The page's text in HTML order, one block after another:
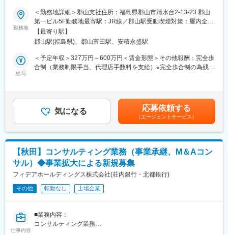
（1）新規開拓無し
お問合せの受付は共同募集を行う代理店が担当し、契約見直しや
新商品の提案からSPが担当をします。既存のお客様の、保険の見
直しタイミングや、保険に興味をお持ちの方からのお問い合わせ
方へのご案内などはありません。
に時代のニーズに合った多様な商品ラインアップがあり、少額の
ものから手厚い保障のある商品までお客様のライフプランに合っ
◆教育体制
担当者が一人ひとりに合った内容で研修を行い、商品知識や提案
の仕方、事務手続きなどをお教えしていきます。 こまめにコミュ
ニケーションを取りながら寄り添ってサポートします。ブランク
があってもご安心下さい。
◆業務内容
契約内容見直しや新商品提案など、既にアフラックの保険にご加
入をいただいているお客様への提案活動をお任せいたします（業
務委託）。
◆具体的な業務内容
当社代理店制度の一形態であるストラテジックパートナー（SP）
としての採用です。個人代理店として当社と代理店業務委託契約
を持ってお問い合わせいただいた方が対象です。個々のライフス
タイルに合った最適な保険の提案営業を行ってください。
から無理なく営業活動が行えます。
※月1回の研修参加、週1回の所属営業部・支社への活動報告は必
須参加となります。
【スケジュール例】
9時：お客様先へ訪問→10時：お客様先で面談→12時：お昼休み
→14時：自宅に戻り、お客様とWEB面談→16時：業務終了
◆当ポジションの魅力
（1）新規開拓無し
お問合せの受付は共同募集を行う代理店が担当し、契約見直しや
新商品の提案からSPが担当をします。既存のお客様の、保険の見
勤務地
＜勤務地詳細＞郡山支社住所：福島県郡山市清水台2-13-23 郡山
第一ビル5F勤務地最寄駅：JR線／郡山駅受動喫煙対策：屋内全面
禁煙
【最寄り駅】
郡山駅(福島県)、郡山富田駅、安積永盛駅
給与
＜予定年収＞327万円～600万円＜賃金形態＞その他報酬：完全歩
合制（業務制限手当、代理店手数料を支給）※完全歩合制の為残業
業務制限手当（成績連動）を支給 ※最低保証なし・分配後手数
料 2ヵ月目以降業績に応じた分配後手数料（成績連動）を支給■
就業開始時の想定年収：327万円賃金はあくまでも目安の金額で
あり、選考を通じて上下する可能性があります。月給(月額)は固定
手当を含めた表記です。
気になる 応募依頼する
（エージェントサービス）
【秋田】コンサルティング業務（事業承継、M＆Aコン
サル）◆事業拡大による新規募集
フィデアホールディングス株式会社(荘内銀行・北都銀行)
その他 転勤なし 上場企業
仕事内容
■業務内容：
コンサルティング業務